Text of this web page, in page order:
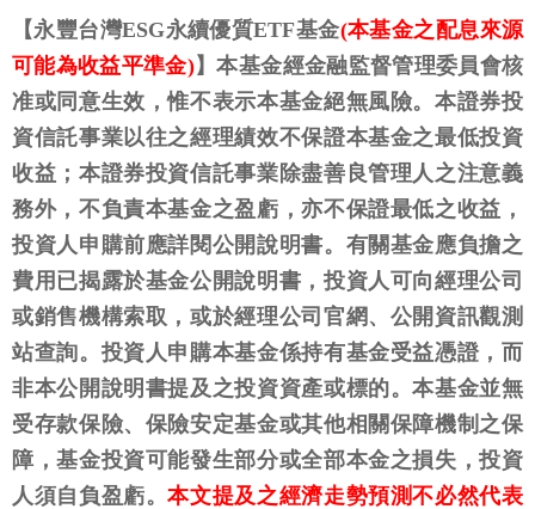
【永豐台灣ESG永續優質ETF基金(本基金之配息來源
可能為收益平準金)】本基金經金融監督管理委員會核
准或同意生效，惟不表示本基金絕無風險。本證券投
資信託事業以往之經理績效不保證本基金之最低投資
收益；本證券投資信託事業除盡善良管理人之注意義
務外，不負責本基金之盈虧，亦不保證最低之收益，
投資人申購前應詳閱公開說明書。有關基金應負擔之
費用已揭露於基金公開說明書，投資人可向經理公司
或銷售機構索取，或於經理公司官網、公開資訊觀測
站查詢。投資人申購本基金係持有基金受益憑證，而
非本公開說明書提及之投資資產或標的。本基金並無
受存款保險、保險安定基金或其他相關保障機制之保
障，基金投資可能發生部分或全部本金之損失，投資
人須自負盈虧。本文提及之經濟走勢預測不必然代表